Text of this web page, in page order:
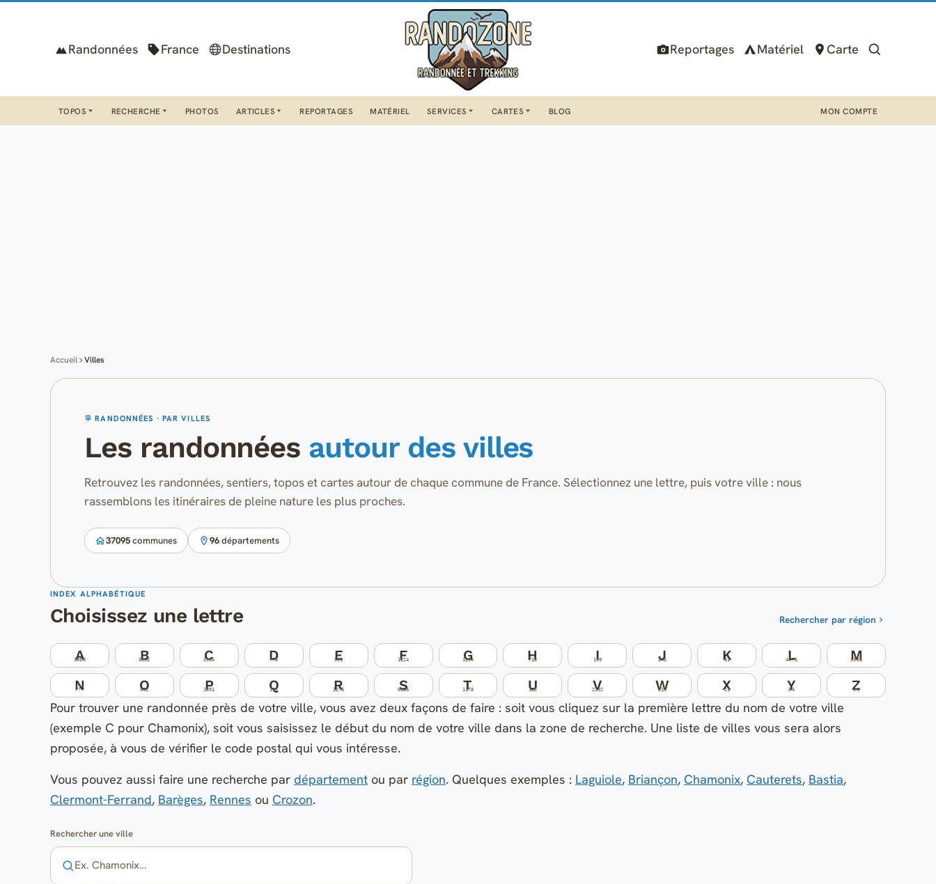
Randonnées France Destinations Reportages Matériel Carte
TOPOS RECHERCHE PHOTOS ARTICLES REPORTAGES MATÉRIEL SERVICES CARTES BLOG MON COMPTE
Accueil Villes
RANDONNÉES · PAR VILLES
Les randonnées autour des villes
Retrouvez les randonnées, sentiers, topos et cartes autour de chaque commune de France. Sélectionnez une lettre, puis votre ville : nous
rassemblons les itinéraires de pleine nature les plus proches.
37095communes 96départements
INDEX ALPHABÉTIQUE
Choisissez une lettre Rechercher par région
A
1960 B
3352 C
3954 D
778 E
501 F
1224 G
1294 H
716 I
199 J
345 K
81 L
4471 M
3336
N
777 O
562 P
1891 Q
131 R
1273 S
6026 T
1178 U
122 V
2192 W
210 X
21 Y
64 Z
36
Pour trouver une randonnée près de votre ville, vous avez deux façons de faire : soit vous cliquez sur la première lettre du nom de votre ville
(exemple C pour Chamonix), soit vous saisissez le début du nom de votre ville dans la zone de recherche. Une liste de villes vous sera alors
proposée, à vous de vérifier le code postal qui vous intéresse.
Vous pouvez aussi faire une recherche par département ou par région. Quelques exemples : Laguiole, Briançon, Chamonix, Cauterets, Bastia,
Clermont-Ferrand, Barèges, Rennes ou Crozon.
Rechercher une ville